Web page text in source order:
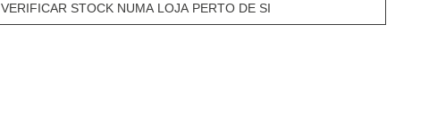
VERIFICAR STOCK NUMA LOJA PERTO DE SI